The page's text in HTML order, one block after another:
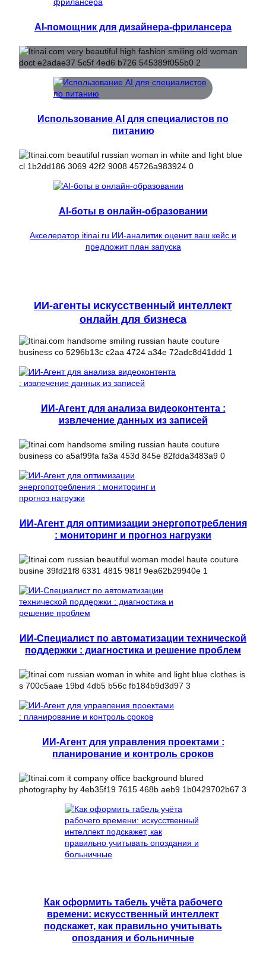
AI-помощник для дизайнера-фрилансера
Использование AI для специалистов по
питанию
AI-боты в онлайн-образовании
Акселератор itinai.ru ИИ-аналитик оценит ваш кейс и
предложит план запуска
ИИ-агенты искусственный интеллект
онлайн для бизнеса
ИИ-Агент для анализа видеоконтента :
извлечение данных из записей
ИИ-Агент для оптимизации энергопотребления
: мониторинг и прогноз нагрузки
ИИ-Специалист по автоматизации технической
поддержки : диагностика и решение проблем
ИИ-Агент для управления проектами :
планирование и контроль сроков
Как оформить табель учёта рабочего
времени: искусственный интеллект
подскажет, как правильно учитывать
опоздания и больничные